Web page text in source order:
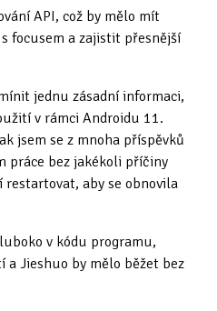
(515)
API, což by mělo mít
focusem a zajistit přesnější
jednu zásadní informaci,
v rámci Androidu 11.
jsem se z mnoha příspěvků
práce bez jakékoli příčiny
aby se obnovila
v kódu programu,
Jieshuo by mělo běžet bez